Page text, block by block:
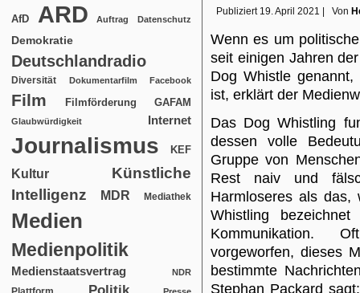
AfD ARD Auftrag Datenschutz
Demokratie
Deutschlandradio
Diversität Dokumentarfilm Facebook
Film Filmförderung GAFAM
Glaubwürdigkeit Internet
Journalismus KEF
Kultur
Künstliche
Intelligenz
MDR Mediathek
Medien
Medienpolitik
Medienstaatsvertrag NDR
Publiziert 19. April 2021 Von
Wenn es um
seit einigen Jahren
Dog Whistle
ist, erklärt der
Das Dog Whistling
dessen volle
Gruppe von
Rest naiv und
Harmloseres als
Whistling
Kommunikation.
vorgeworfen, dieses
bestimmte
Stephan Packard